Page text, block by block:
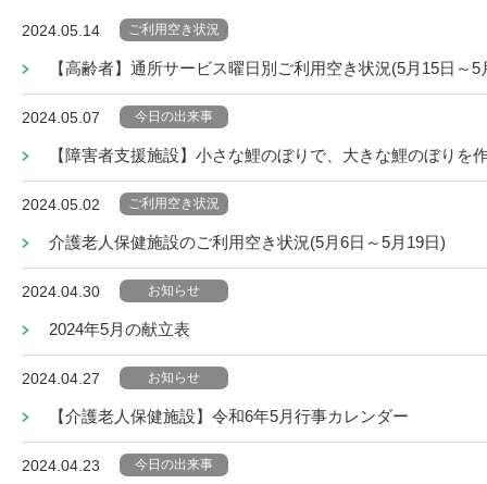
2024.05.14 ご利用空き状況
【高齢者】通所サービス曜日別ご利用空き状況(5月15日～5
2024.05.07 今日の出来事
【障害者支援施設】小さな鯉のぼりで、大きな鯉のぼりを
2024.05.02 ご利用空き状況
介護老人保健施設のご利用空き状況(5月6日～5月19日)
2024.04.30 お知らせ
2024年5月の献立表
2024.04.27 お知らせ
【介護老人保健施設】令和6年5月行事カレンダー
2024.04.23 今日の出来事